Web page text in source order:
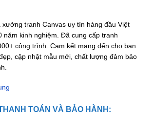
xưởng tranh Canvas uy tín hàng đầu Việt
năm kinh nghiệm. Đã cung cấp tranh
công trình. Cam kết mang đến cho bạn
cập nhật mẫu mới, chất lượng đảm bảo
TOÁN VÀ BẢO HÀNH: